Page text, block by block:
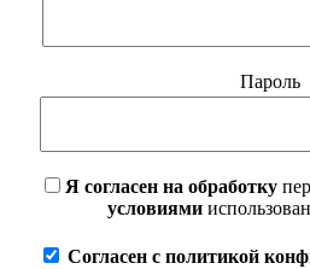
Пароль
Я согласен на обработку
условиями
Согласен с политикой